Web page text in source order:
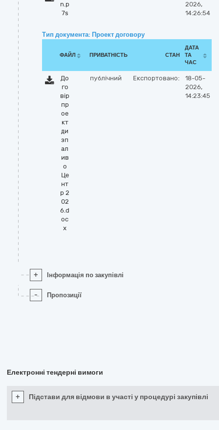
n.p
7s
2026,
14:26:54
Тип документа: Проект договору
ФАЙЛ ПРИВАТНІСТЬ СТАН
ДАТА
ТА
ЧАС
До
го
вір
пр
ое
кт
ди
зп
ал
ив
о
Це
нт
р 2
02
6.d
oc
x
публічний Експортовано:
18-05-
2026,
14:23:45
+ Інформація по закупівлі
- Пропозиції
Електронні тендерні вимоги
+ Підстави для відмови в участі у процедурі закупівлі